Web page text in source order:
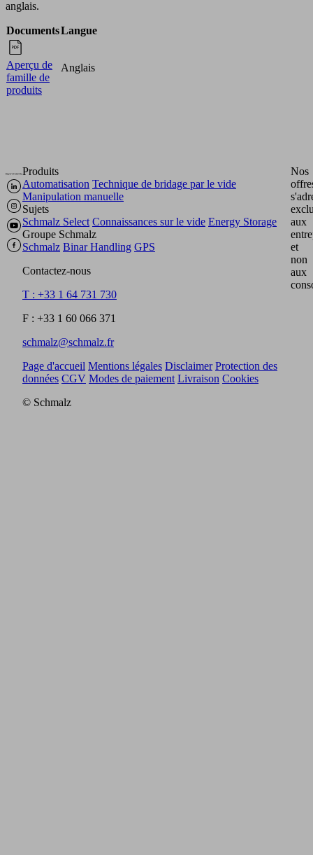
anglais.
DocumentsLangue
Aperçu de
famille de
produits
Anglais
Produits
Automatisation Technique de bridage par le vide
Manipulation manuelle
Sujets
Schmalz Select Connaissances sur le vide Energy Storage
Groupe Schmalz
Schmalz Binar Handling GPS
Contactez-nous
T : +33 1 64 731 730
F : +33 1 60 066 371
schmalz@schmalz.fr
Nos
aux
et
non
aux
Page d'accueil Mentions légales Disclaimer Protection des
données CGV Modes de paiement Livraison Cookies
© Schmalz